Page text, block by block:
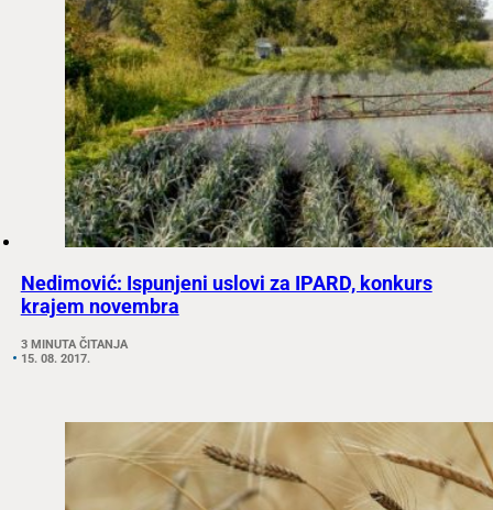
Nedimović: Ispunjeni uslovi za IPARD, konkurs
krajem novembra
3 MINUTA ČITANJA
15. 08. 2017.